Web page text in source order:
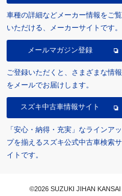
車種の詳細などメーカー情報をご覧
いただける、メーカーサイトです。
メールマガジン登録
ご登録いただくと、さまざまな情報
をメールでお届けします。
スズキ中古車情報サイト
「安心・納得・充実」なラインアッ
プを揃えるスズキ公式中古車検索サ
イトです。
©2026 SUZUKI JIHAN